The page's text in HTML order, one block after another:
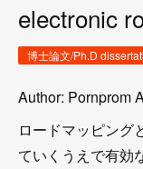
electronic
博士論文/Ph.D
Author: Pornprom
ロードマッピング
ていくうえで有効